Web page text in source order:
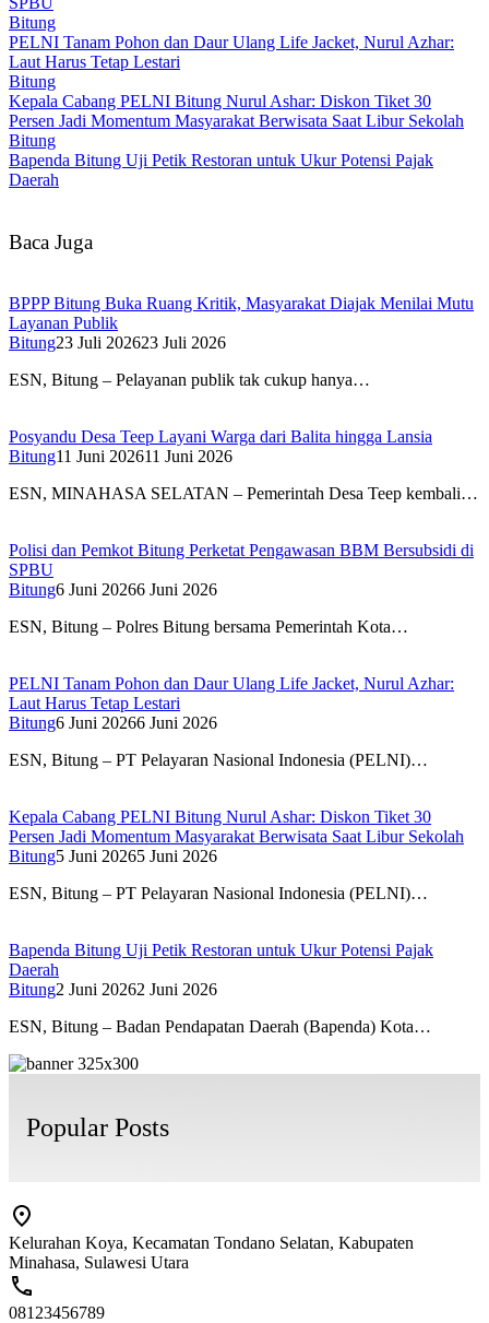
Bitung
PELNI Tanam Pohon dan Daur Ulang Life Jacket, Nurul Azhar:
Laut Harus Tetap Lestari
Bitung
Kepala Cabang PELNI Bitung Nurul Ashar: Diskon Tiket 30
Persen Jadi Momentum Masyarakat Berwisata Saat Libur Sekolah
Bitung
Bapenda Bitung Uji Petik Restoran untuk Ukur Potensi Pajak
Daerah
Baca Juga
BPPP Bitung Buka Ruang Kritik, Masyarakat Diajak Menilai Mutu
Layanan Publik
Bitung23 Juli 202623 Juli 2026
ESN, Bitung – Pelayanan publik tak cukup hanya…
Posyandu Desa Teep Layani Warga dari Balita hingga Lansia
Bitung11 Juni 202611 Juni 2026
ESN, MINAHASA SELATAN – Pemerintah Desa Teep kembali…
Polisi dan Pemkot Bitung Perketat Pengawasan BBM Bersubsidi di
SPBU
Bitung6 Juni 20266 Juni 2026
ESN, Bitung – Polres Bitung bersama Pemerintah Kota…
PELNI Tanam Pohon dan Daur Ulang Life Jacket, Nurul Azhar:
Laut Harus Tetap Lestari
Bitung6 Juni 20266 Juni 2026
ESN, Bitung – PT Pelayaran Nasional Indonesia (PELNI)…
Kepala Cabang PELNI Bitung Nurul Ashar: Diskon Tiket 30
Persen Jadi Momentum Masyarakat Berwisata Saat Libur Sekolah
Bitung5 Juni 20265 Juni 2026
ESN, Bitung – PT Pelayaran Nasional Indonesia (PELNI)…
Bapenda Bitung Uji Petik Restoran untuk Ukur Potensi Pajak
Daerah
Bitung2 Juni 20262 Juni 2026
ESN, Bitung – Badan Pendapatan Daerah (Bapenda) Kota…
Popular Posts
Kelurahan Koya, Kecamatan Tondano Selatan, Kabupaten
Minahasa, Sulawesi Utara
08123456789